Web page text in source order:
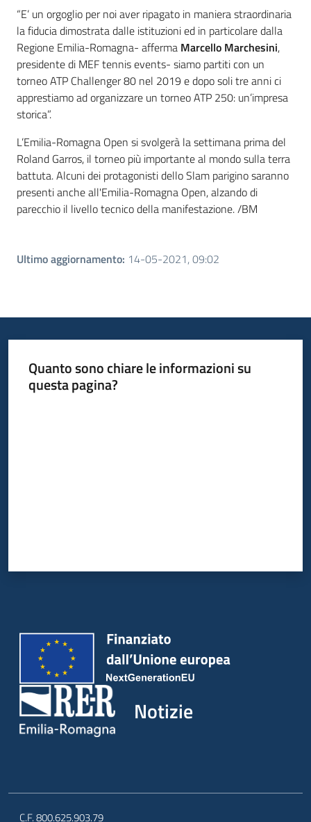
“E’ un orgoglio per noi aver ripagato in maniera straordinaria
la fiducia dimostrata dalle istituzioni ed in particolare dalla
Regione Emilia-Romagna- afferma Marcello Marchesini,
presidente di MEF tennis events- siamo partiti con un
torneo ATP Challenger 80 nel 2019 e dopo soli tre anni ci
apprestiamo ad organizzare un torneo ATP 250: un’impresa
storica”.
L’Emilia-Romagna Open si svolgerà la settimana prima del
Roland Garros, il torneo più importante al mondo sulla terra
battuta. Alcuni dei protagonisti dello Slam parigino saranno
presenti anche all'Emilia-Romagna Open, alzando di
parecchio il livello tecnico della manifestazione. /BM
Ultimo aggiornamento: 14-05-2021, 09:02
Quanto sono chiare le informazioni su
questa pagina?
Notizie
C.F. 800.625.903.79